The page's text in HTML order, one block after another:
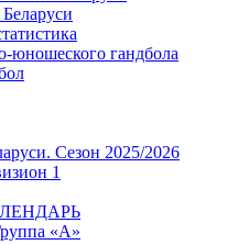
юношеского гандбола
Сезон 2025/2026
1
«А»